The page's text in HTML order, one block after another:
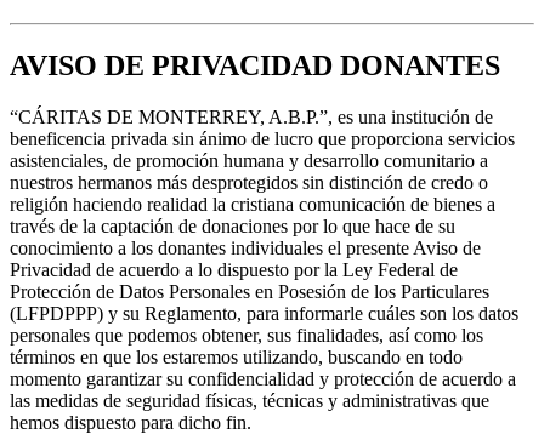
AVISO DE PRIVACIDAD DONANTES
“CÁRITAS DE MONTERREY, A.B.P.”, es una institución de
beneficencia privada sin ánimo de lucro que proporciona servicios
asistenciales, de promoción humana y desarrollo comunitario a
nuestros hermanos más desprotegidos sin distinción de credo o
religión haciendo realidad la cristiana comunicación de bienes a
través de la captación de donaciones por lo que hace de su
conocimiento a los donantes individuales el presente Aviso de
Privacidad de acuerdo a lo dispuesto por la Ley Federal de
Protección de Datos Personales en Posesión de los Particulares
(LFPDPPP) y su Reglamento, para informarle cuáles son los datos
personales que podemos obtener, sus finalidades, así como los
términos en que los estaremos utilizando, buscando en todo
momento garantizar su confidencialidad y protección de acuerdo a
las medidas de seguridad físicas, técnicas y administrativas que
hemos dispuesto para dicho fin.